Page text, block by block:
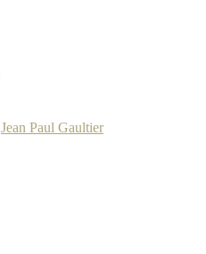
Jean Paul Gaultier